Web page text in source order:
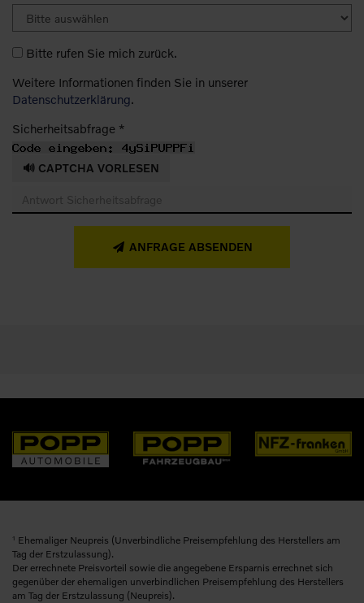
Bitte rufen Sie mich zurück.
Weitere Informationen finden Sie in unserer
Datenschutzerklärung.
Sicherheitsabfrage *
🔊 CAPTCHA VORLESEN
ANFRAGE ABSENDEN
1 Ehemaliger Neupreis (Unverbindliche Preisempfehlung des Herstellers am
Tag der Erstzulassung).
Der errechnete Preisvorteil sowie die angegebene Ersparnis errechnet sich
gegenüber der ehemaligen unverbindlichen Preisempfehlung des Herstellers
am Tag der Erstzulassung (Neupreis).